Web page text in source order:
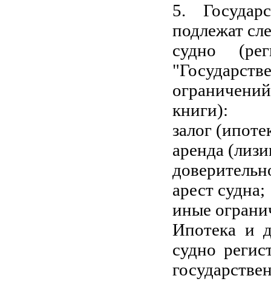
5.
подлежат
судно
книги):
залог
аренда
арест судна;
иные
Ипотека и
судно